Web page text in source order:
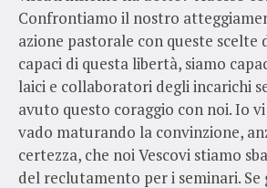
Confrontiamo il nostro
azione pastorale con queste scelte
capaci di questa libertà, siamo
laici e collaboratori degli incarichi
avuto questo coraggio con noi. Io
vado maturando la convinzione,
certezza, che noi Vescovi stiamo
del reclutamento per i seminari. Se